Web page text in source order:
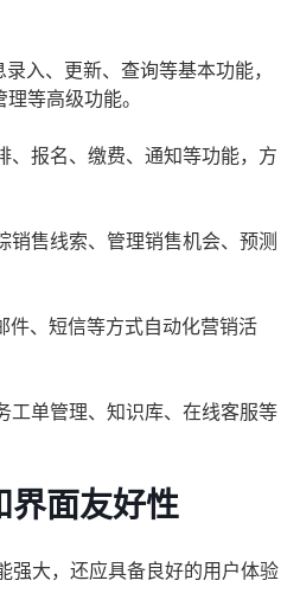
入、更新、查询等基本功能，
等高级功能。
、报名、缴费、通知等功能，方
销售线索、管理销售机会、预测
件、短信等方式自动化营销活
工单管理、知识库、在线客服等
界面友好性
强大，还应具备良好的用户体验